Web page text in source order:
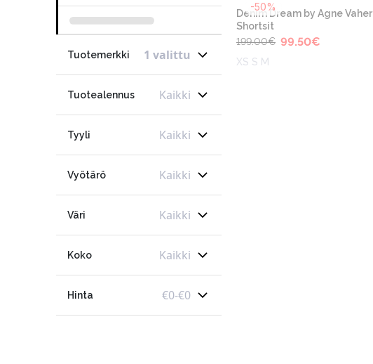
Tuotemerkki 1 valittu
Tuotealennus Kaikki
Tyyli Kaikki
Vyötärö Kaikki
Väri Kaikki
Koko Kaikki
Hinta €0-€0
-50%
Denim Dream by Agne Vaher
Shortsit
199.00€ 99.50€
XS S M